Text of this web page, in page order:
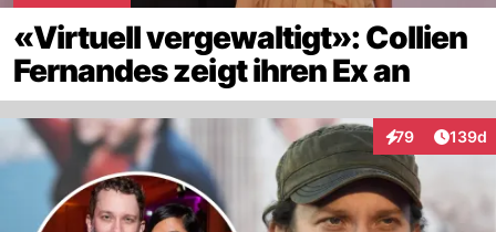
«Virtuell vergewaltigt»: Collien
Fernandes zeigt ihren Ex an
79
Interaktionen
139d